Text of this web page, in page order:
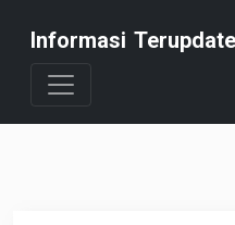
content
Informasi